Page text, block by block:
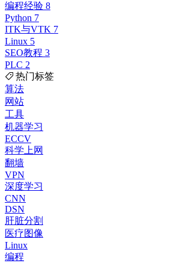
编程经验 8
Python 7
ITK与VTK 7
Linux 5
SEO教程 3
PLC 2
热门标签
算法
网站
工具
机器学习
ECCV
科学上网
翻墙
VPN
深度学习
CNN
DSN
肝脏分割
医疗图像
Linux
编程